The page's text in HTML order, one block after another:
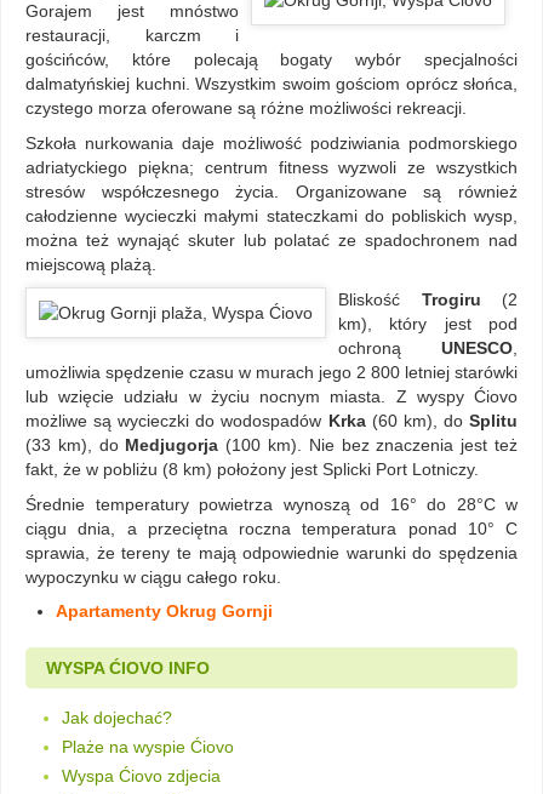
Gorajem jest mnóstwo
restauracji, karczm i
gościńców, które polecają bogaty wybór specjalności
dalmatyńskiej kuchni. Wszystkim swoim gościom oprócz słońca,
czystego morza oferowane są różne możliwości rekreacji.
Szkoła nurkowania daje możliwość podziwiania podmorskiego
adriatyckiego piękna; centrum fitness wyzwoli ze wszystkich
stresów współczesnego życia. Organizowane są również
całodzienne wycieczki małymi stateczkami do pobliskich wysp,
można też wynająć skuter lub polatać ze spadochronem nad
miejscową plażą.
Bliskość Trogiru (2
km), który jest pod
ochroną UNESCO,
umożliwia spędzenie czasu w murach jego 2 800 letniej starówki
lub wzięcie udziału w życiu nocnym miasta. Z wyspy Ćiovo
możliwe są wycieczki do wodospadów Krka (60 km), doSplitu
(33 km), do Medjugorja (100 km). Nie bez znaczenia jest też
fakt, że w pobliżu (8 km) położony jest Splicki Port Lotniczy.
Średnie temperatury powietrza wynoszą od 16° do 28°C w
ciągu dnia, a przeciętna roczna temperatura ponad 10° C
sprawia, że tereny te mają odpowiednie warunki do spędzenia
wypoczynku w ciągu całego roku.
Apartamenty Okrug Gornji
WYSPA ĆIOVO INFO
Jak dojechać?
Plaże na wyspie Ćiovo
Wyspa Ćiovo zdjecia